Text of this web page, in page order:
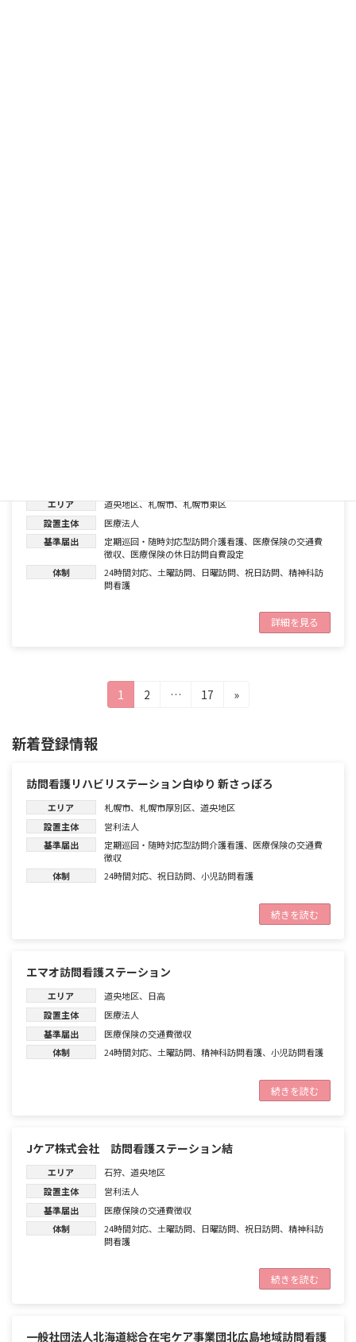
エリア 道央地区、札幌市、札幌市東区
設置主体
医療法人
基準届出
定期巡回・随時対応型訪問介護看護、 医療保険の交通費
徴収、 医療保険の休日訪問自費設定
体制
24時間対応、 土曜訪問、 日曜訪問、 祝日訪問、 精神科訪
問看護
詳細を見る
の
ペ
ー
ジ
送
り
固
定
1
固
2 …
固
17 »
新着登録情報
訪問看護リハビリステーション白ゆり 新さっぽろ
エリア 札幌市、 札幌市厚別区、 道央地区
設置主体
営利法人
基準届出
定期巡回・随時対応型訪問介護看護、 医療保険の交通費
徴収
体制
24時間対応、 祝日訪問、 小児訪問看護
続きを読む
エマオ訪問看護ステーション
エリア 道央地区、 日高
設置主体
医療法人
基準届出
医療保険の交通費徴収
体制
24時間対応、 土曜訪問、 精神科訪問看護、 小児訪問看護
続きを読む
Jケア株式会社 訪問看護ステーション結
エリア 石狩、 道央地区
設置主体
営利法人
基準届出
医療保険の交通費徴収
体制
24時間対応、 土曜訪問、 日曜訪問、 祝日訪問、 精神科訪
問看護
続きを読む
一般社団法人北海道総合在宅ケア事業団北広島地域訪問看護